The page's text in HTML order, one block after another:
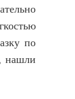
по
нашли